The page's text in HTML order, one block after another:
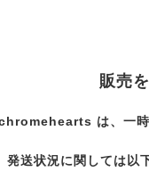
販売
は、一時
発送状況に関しては以